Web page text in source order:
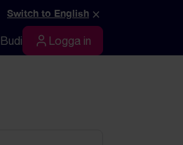
Switch to English ×
Logga in
Logga in